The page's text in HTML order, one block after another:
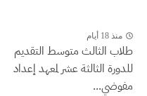
منذ 18 أيام
طلاب الثالث متوسط التقديم
للدورة الثالثة عشر لمعهد إعداد
مفوضي...